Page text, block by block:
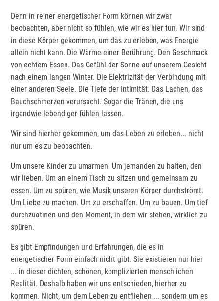
Denn in reiner energetischer Form können wir zwar
beobachten, aber nicht so fühlen, wie wir es hier tun. Wir sind
in diese Körper gekommen, um das zu erleben, was Energie
allein nicht kann. Die Wärme einer Berührung. Den Geschmack
von echtem Essen. Das Gefühl der Sonne auf unserem Gesicht
nach einem langen Winter. Die Elektrizität der Verbindung mit
einer anderen Seele. Die Tiefe der Intimität. Das Lachen, das
Bauchschmerzen verursacht. Sogar die Tränen, die uns
irgendwie lebendiger fühlen lassen.
Wir sind hierher gekommen, um das Leben zu erleben... nicht
nur um es zu beobachten.
Um unsere Kinder zu umarmen. Um jemanden zu halten, den
wir lieben. Um an einem Tisch zu sitzen und gemeinsam zu
essen. Um zu spüren, wie Musik unseren Körper durchströmt.
Um Liebe zu machen. Um zu erschaffen. Um zu bauen. Um tief
durchzuatmen und den Moment, in dem wir stehen, wirklich zu
spüren.
Es gibt Empfindungen und Erfahrungen, die es in
energetischer Form einfach nicht gibt. Sie existieren nur hier
... in dieser dichten, schönen, komplizierten menschlichen
Realität. Deshalb haben wir uns entschieden, hierher zu
kommen. Nicht, um dem Leben zu entfliehen ... sondern um es